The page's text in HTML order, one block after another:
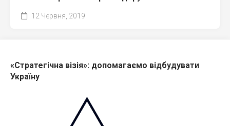
12 Червня, 2019
«Стратегічна візія»: допомагаємо відбудувати
Україну